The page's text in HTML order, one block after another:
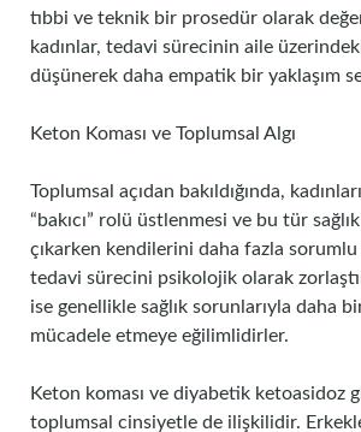
tıbbi ve teknik bir prosedür olarak
kadınlar, tedavi sürecinin aile
düşünerek daha empatik bir yaklaşım
Keton Koması ve Toplumsal Algı
Toplumsal açıdan bakıldığında,
“bakıcı” rolü üstlenmesi ve bu tür
çıkarken kendilerini daha fazla
tedavi sürecini psikolojik olarak
ise genellikle sağlık sorunlarıyla daha
mücadele etmeye eğilimlidirler.
Keton koması ve diyabetik ketoasidoz
toplumsal cinsiyetle de ilişkilidir.